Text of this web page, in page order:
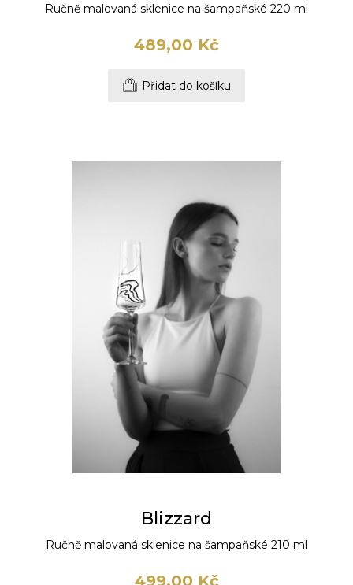
Ručně malovaná sklenice na šampaňské 220 ml
489,00 Kč
Přidat do košíku
Blizzard
Ručně malovaná sklenice na šampaňské 210 ml